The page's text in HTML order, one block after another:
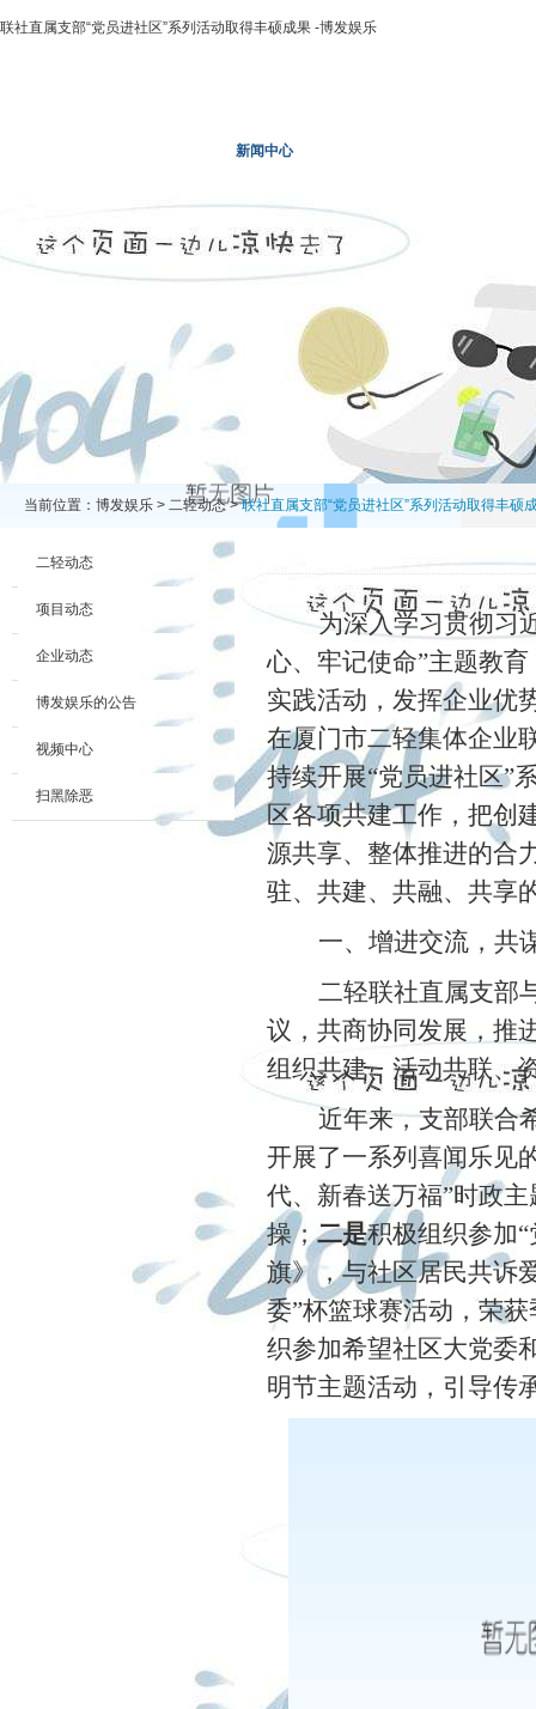
联社直属支部“党员进社区”系列活动取得丰硕成果 -博发娱乐
新闻中心
当前位置： 博发娱乐 > 二轻动态>联社直属支部“党员进社区”系列活动取得丰硕
二轻动态
项目动态
企业动态
博发娱乐的公告
视频中心
扫黑除恶
为深入学习贯彻习
心、牢记使命”主题教
实践活动，发挥企业优
在厦门市二轻集体企业
持续开展“党员进社区”
区各项共建工作，把创
源共享、整体推进的合
驻、共建、共融、共享
一、增进交流，共
二轻联社直属支部
议，共商协同发展，推
组织共建、活动共联、
近年来，支部联合
开展了一系列喜闻乐见
代、新春送万福”时政
操；二是积极组织参加“
旗》，与社区居民共诉
委”杯篮球赛活动，荣
织参加希望社区大党委
明节主题活动，引导传